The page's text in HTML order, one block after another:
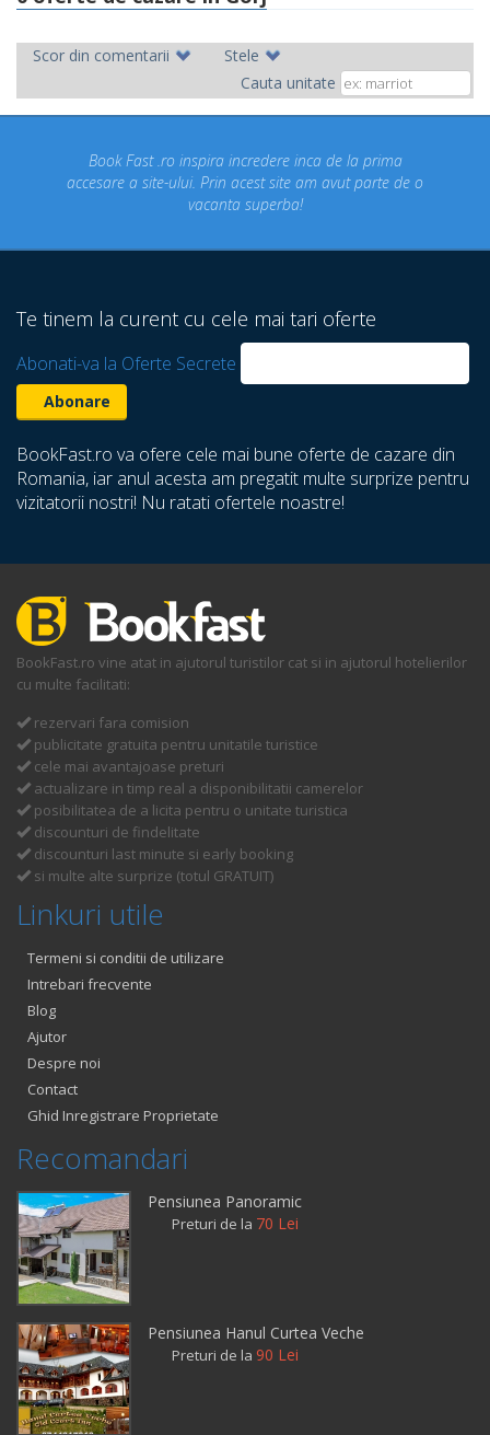
Scor din comentarii
Stele
Cauta unitate
.ro inspira incredere inca de la prima
ului. Prin acest site am avut parte de o
Concediul
un concediu
Te tinem la curent cu cele mai tari oferte
Abonati-va la Oferte Secrete
BookFast.ro va ofere cele mai bune oferte de cazare din
Romania, iar anul acesta am pregatit multe surprize pentru
vizitatorii nostri! Nu ratati ofertele noastre!
BookFast.ro vine atat in ajutorul turistilor cat si in ajutorul hotelierilor
cu multe facilitati:
rezervari fara comision
publicitate gratuita pentru unitatile turistice
cele mai avantajoase preturi
actualizare in timp real a disponibilitatii camerelor
posibilitatea de a licita pentru o unitate turistica
discounturi de findelitate
discounturi last minute si early booking
si multe alte surprize (totul GRATUIT)
Linkuri utile
Termeni si conditii de utilizare
Intrebari frecvente
Blog
Ajutor
Despre noi
Contact
Ghid Inregistrare Proprietate
Recomandari
Pensiunea Panoramic
Preturi de la 70 Lei
Pensiunea Hanul Curtea Veche
Preturi de la 90 Lei